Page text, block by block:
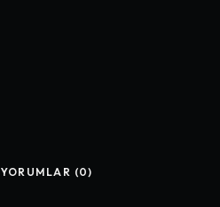
YORUMLAR (0)